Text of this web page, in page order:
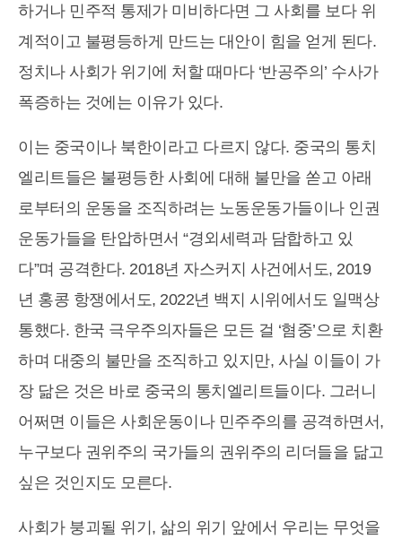
하거나 민주적 통제가 미비하다면 그 사회를 보다 위
계적이고 불평등하게 만드는 대안이 힘을 얻게 된다.
정치나 사회가 위기에 처할 때마다 ‘반공주의’ 수사가
폭증하는 것에는 이유가 있다.
이는 중국이나 북한이라고 다르지 않다. 중국의 통치
엘리트들은 불평등한 사회에 대해 불만을 쏟고 아래
로부터의 운동을 조직하려는 노동운동가들이나 인권
운동가들을 탄압하면서 “경외세력과 담합하고 있
다”며 공격한다. 2018년 자스커지 사건에서도, 2019
년 홍콩 항쟁에서도, 2022년 백지 시위에서도 일맥상
통했다. 한국 극우주의자들은 모든 걸 ‘혐중’으로 치환
하며 대중의 불만을 조직하고 있지만, 사실 이들이 가
장 닮은 것은 바로 중국의 통치엘리트들이다. 그러니
어쩌면 이들은 사회운동이나 민주주의를 공격하면서,
누구보다 권위주의 국가들의 권위주의 리더들을 닮고
싶은 것인지도 모른다.
사회가 붕괴될 위기, 삶의 위기 앞에서 우리는 무엇을